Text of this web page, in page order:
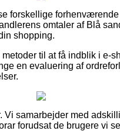
forskellige
omtaler af Blå
shopping.
til at få indblik i e-
en evaluering af
samarbejder med
forudsat de brugere vi